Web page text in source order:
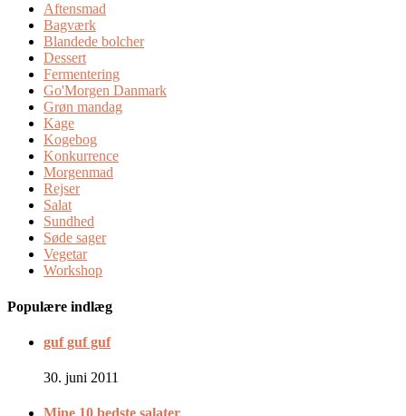
Aftensmad
Bagværk
Blandede bolcher
Dessert
Fermentering
Go'Morgen Danmark
Grøn mandag
Kage
Kogebog
Konkurrence
Morgenmad
Rejser
Salat
Sundhed
Søde sager
Vegetar
Workshop
Populære indlæg
guf guf guf
30. juni 2011